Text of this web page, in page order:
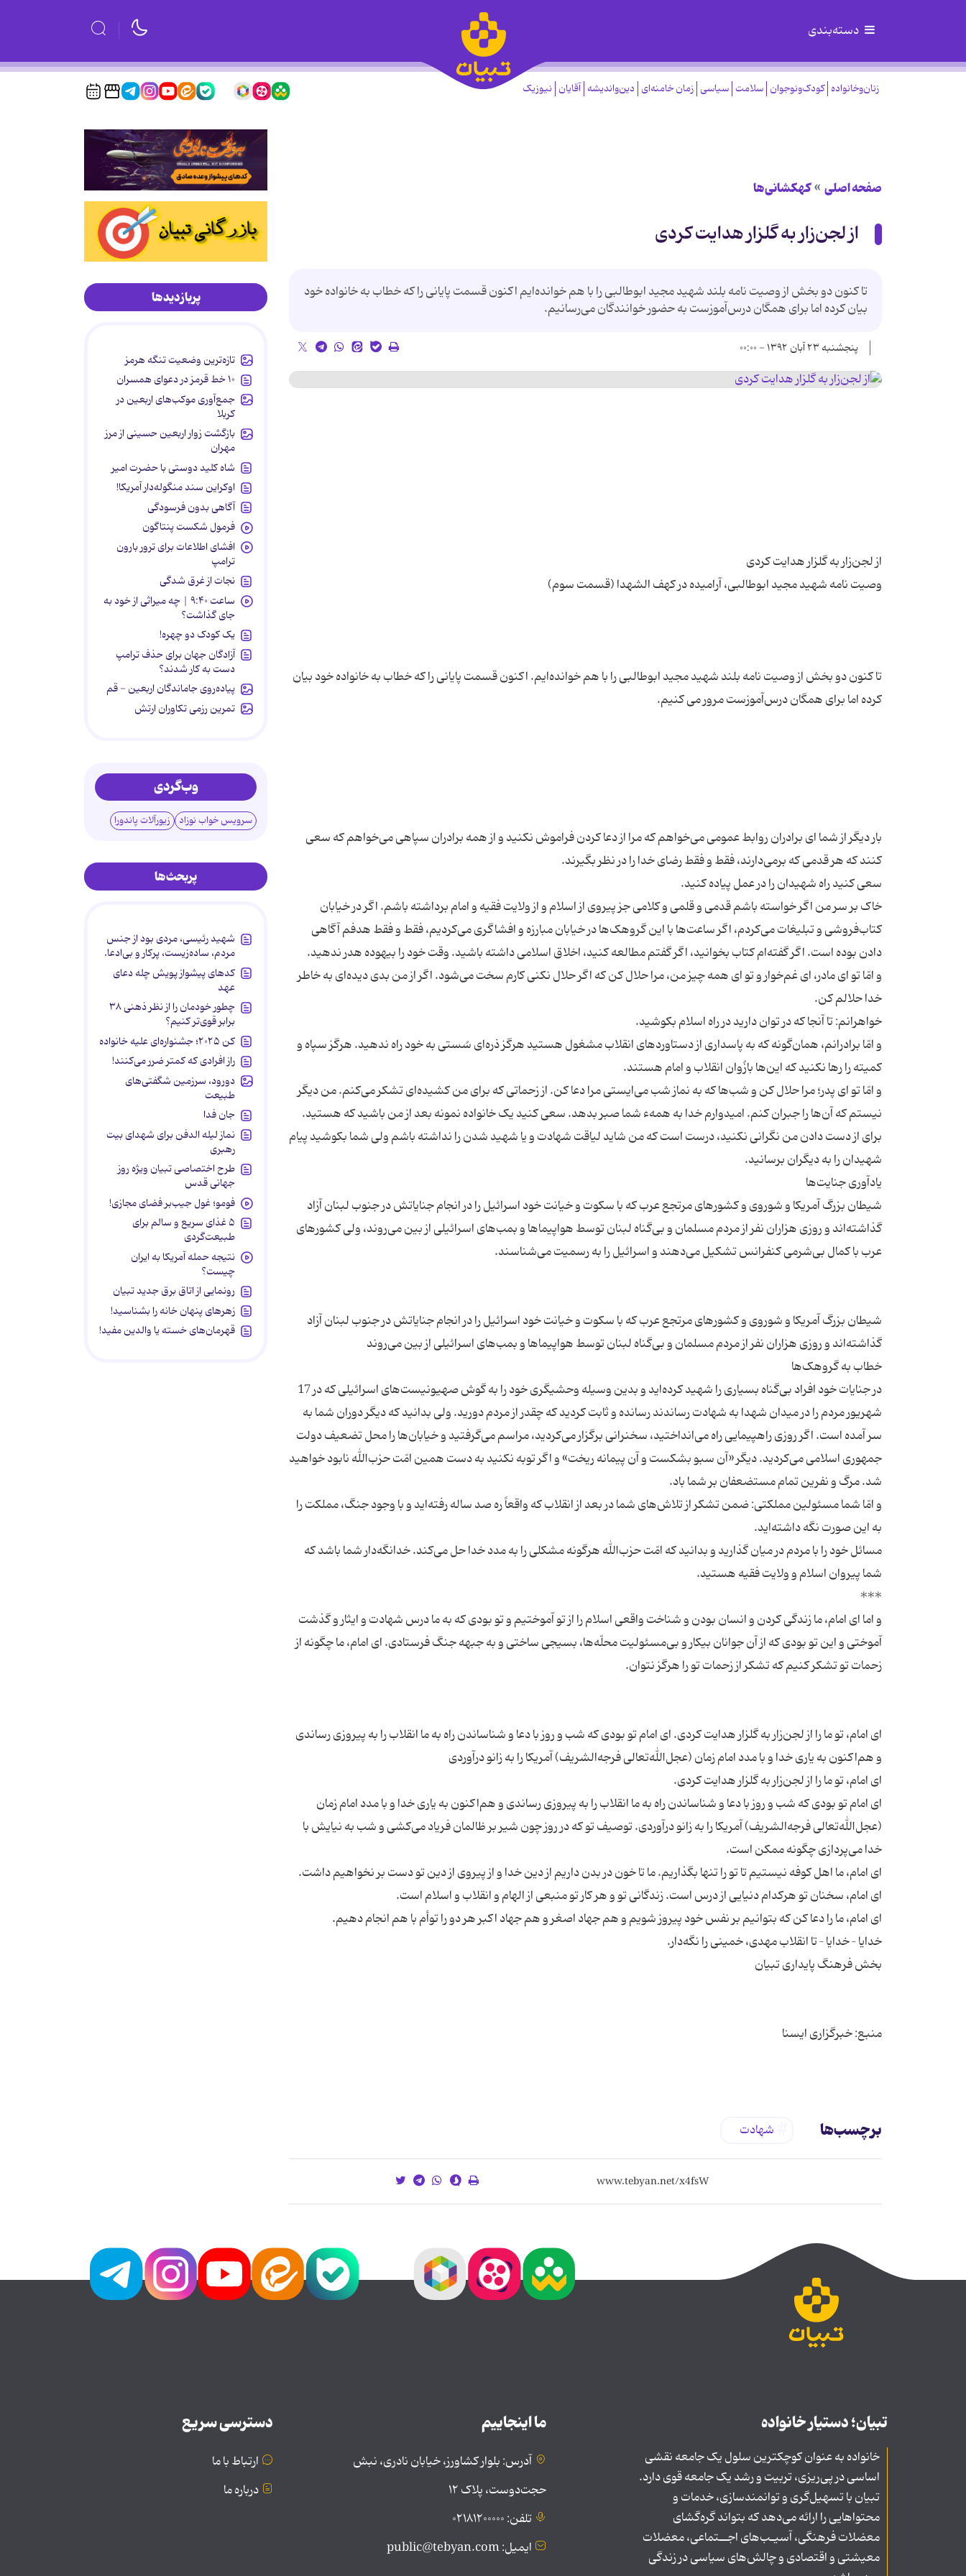
دسته‌بندی
زنان‌وخانواده کودک‌ونوجوان سلامت سیاسی زمان خامنه‌ای دین‌واندیشه آقایان نیوزیک
صفحه اصلی کهکشانی‌ها
از لجن‌زار به گلزار هدایت کردی
تا کنون دو بخش از وصیت نامه بلند شهید مجید ابوطالبی را با هم خوانده‌ایم اکنون قسمت پایانی را که خطاب به خانواده خود
بیان کرده اما برای همگان درس‌آموزست به حضور خوانندگان می‌رسانیم.
پنجشنبه ۲۳ آبان ۱۳۹۲ - ۰۰:۰۰
تا کنون دو بخش از وصیت نامه بلند شهید مجید ابوطالبی را با هم خوانده‌ایم. اکنون قسمت پایانی را که خطاب به خانواده خود بیان
بار دیگر از شما ای برادران روابط عمومی می‌خواهم که مرا از دعا کردن فراموش نکنید و از همه برادران سپاهی می‌خواهم که سعی
خاک بر سر من اگر خواسته باشم قدمی و قلمی و کلامی جز پیروی از اسلام و از ولایت فقیه و امام برداشته باشم. اگر در خیابان
کتاب‌فروشی و تبلیغات می‌کردم، اگر ساعت‌ها با این گروهک‌ها در خیابان مبارزه و افشاگری می‌کردیم، فقط و فقط هدفم آگاهی
و امّا تو ای مادر، ای غم‌خوار و تو ای همه چیز من، مرا حلال کن که اگر حلال نکنی کارم سخت می‌شود. اگر از من بدی دیده‌ای به خاطر
و امّا برادرانم، همان‌گونه که به پاسداری از دستاوردهای انقلاب مشغول هستید هرگز ذره‌ای سُستی به خود راه ندهید. هرگز سپاه و
و امّا تو ای پدر؛ مرا حلال کن و شب‌ها که به نماز شب می‌ایستی مرا دعا کن. از زحماتی که برای من کشیده‌ای تشکر می‌کنم. من دیگر
نیستم که آن‌ها را جبران کنم. امیدوارم خدا به همهء شما صبر بدهد. سعی کنید یک خانواده نمونه بعد از من باشید که هستید.
برای از دست دادن من نگرانی نکنید، درست است که من شاید لیاقت شهادت و یا شهید شدن را نداشته باشم ولی شما بکوشید پیام
شیطان بزرگ آمریکا و شوروی و کشورهای مرتجع عرب که با سکوت و خیانت خود اسرائیل را در انجام جنایاتش در جنوب لبنان آزاد
گذاشته‌اند و روزی هزاران نفر از مردم مسلمان و بی‌گناه لبنان توسط هواپیماها و بمب‌های اسرائیلی از بین می‌روند، ولی کشورهای
شیطان بزرگ آمریکا و شوروی و کشورهای مرتجع عرب که با سکوت و خیانت خود اسرائیل را در انجام جنایاتش در جنوب لبنان آزاد
در جنایات خود افراد بی‌گناه بسیاری را شهید کرده‌اید و بدین وسیله وحشیگری خود را به گوش صهیونیست‌های اسرائیلی که در 17
شهریور مردم را در میدان شهدا به شهادت رساندند رسانده و ثابت کردید که چقدر از مردم دورید. ولی بدانید که دیگر دوران شما به
سر آمده است. اگر روزی راهپیمایی راه می‌انداختید، سخنرانی برگزار می‌کردید، مراسم می‌گرفتید و خیابان‌ها را محل تضعیف دولت
جمهوری اسلامی می‌کردید. دیگر «آن سبو بشکست و آن پیمانه ریخت» و اگر توبه نکنید به دست همین امّت حزب‌الله نابود خواهید
و امّا شما مسئولین مملکتی: ضمن تشکر از تلاش‌های شما در بعد از انقلاب که واقعاً ره صد ساله رفته‌اید و با وجود جنگ، مملکت را
مسائل خود را با مردم در میان گذارید و بدانید که امّت حزب‌الله هرگونه مشکلی را به مدد خدا حل می‌کند. خدانگه‌دار شما باشد که
و اما ای امام، ما زندگی کردن و انسان بودن و شناخت واقعی اسلام را از تو آموختیم و تو بودی که به ما درس شهادت و ایثار و گذشت
آموختی و این تو بودی که از آن جوانان بیکار و بی‌مسئولیت محلّه‌ها، بسیجی ساختی و به جبهه جنگ فرستادی. ای امام، ما چگونه از
ای امام، تو ما را از لجن‌زار به گلزار هدایت کردی. ای امام تو بودی که شب و روز با دعا و شناساندن راه به ما انقلاب را به پیروزی رساندی
ای امام تو بودی که شب و روز با دعا و شناساندن راه به ما انقلاب را به پیروزی رساندی و هم‌اکنون به یاری خدا و با مدد امام زمان
(عجل‌الله‌تعالی فرجه‌الشریف) آمریکا را به زانو درآوردی. توصیف تو که در روز چون شیر بر ظالمان فریاد می‌کشی و شب به نیایش با
برچسب‌ها شهادت
پربازدیدها
تازه‌ترین وضعیت تنگه هرمز
۱۰ خط قرمز در دعوای همسران
جمع‌آوری موکب‌های اربعین در
کربلا
بازگشت زوار اربعین حسینی از مرز
مهران
شاه کلید دوستی با حضرت امیر
اوکراین سند منگوله‌دار آمریکا!
آگاهی بدون فرسودگی
فرمول شکست پنتاگون
افشای اطلاعات برای ترور بارون
ترامپ
نجات از غرق شدگی
ساعت ۹:۴۰ | چه میراثی از خود به
جای گذاشت؟
یک کودک دو چهره!
آزادگان جهان برای حذف ترامپ
دست به کار شدند؟
پیاده‌روی جاماندگان اربعین - قم
تمرین رزمی تکاوران ارتش
وب‌گردی
سرویس خواب نوزاد زیورآلات پاندورا
پربحث‌ها
شهید رئیسی، مردی بود از جنس
مردم، ساده‌زیست، پرکار و بی‌ادعا.
کدهای پیشواز پویش چله دعای
عهد
چطور خودمان را از نظر ذهنی ۳۸
برابر قوی‌تر کنیم؟
کن ۲۰۲۵؛ جشنواره‌ای علیه خانواده
راز افرادی که کمتر ضرر می‌کنند!
دورود، سرزمین شگفتی‌های
طبیعت
جان فدا
نماز لیله الدفن برای شهدای بیت
رهبری
طرح اختصاصی تبیان ویژه روز
جهانی قدس
فومو؛ غول جیب‌بر فضای مجازی!
۵ غذای سریع و سالم برای
طبیعت‌گردی
نتیجه حمله آمریکا به ایران
چیست؟
رونمایی از اتاق برق جدید تبیان
زهرهای پنهان خانه را بشناسید!
قهرمان‌های خسته یا والدین مفید!
تبیان؛ دستیار خانواده
خانواده به عنوان کوچکترین سلول یک جامعه نقشی
اساسی در پی‌ریزی، تربیت و رشد یک جامعه قوی دارد.
تبیان با تسهیل‌گری و توانمندسازی، خدمات و
محتواهایی را ارائه می‌دهد که بتواند گره‌گشای
معضلات فرهنگی، آسیـب‌های اجــتماعی، معضلات
معیشتی و اقتصادی و چالش‌های سیاسی در زندگی
ما اینجاییم
آدرس: بلوار کشاورز، خیابان نادری، نبش
حجت‌دوست، پلاک ۱۲
تلفن: ۰۲۱۸۱۲۰۰۰۰۰
ایمیل: public@tebyan.com
دسترسی سریع
ارتباط با ما
درباره ما